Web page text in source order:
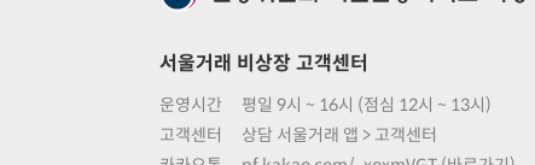
서울거래 비상장 고객센터
운영시간
평일 9시 ~ 16시 (점심 12시 ~ 13시)
고객센터
상담 서울거래 앱 > 고객센터